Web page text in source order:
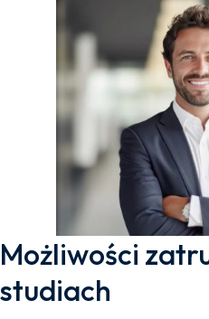
Możliwości
studiach